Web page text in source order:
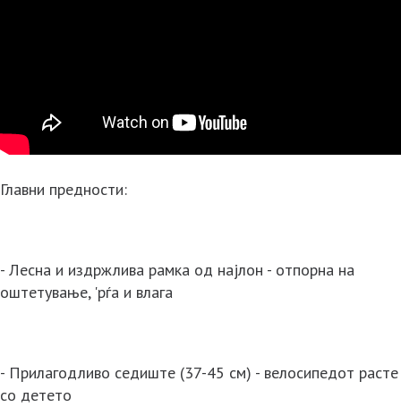
Главни предности:
- Лесна и издржлива рамка од најлон - отпорна на
оштетување, 'рѓа и влага
- Прилагодливо седиште (37-45 см) - велосипедот расте
со детето